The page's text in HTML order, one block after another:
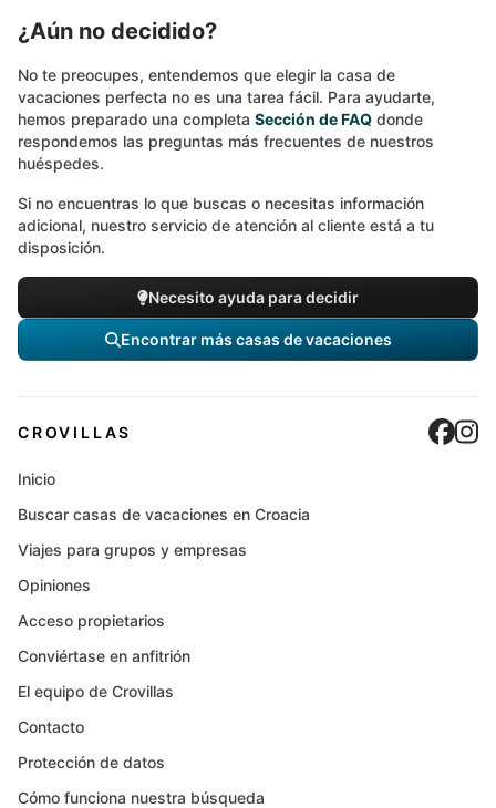
¿Aún no decidido?
No te preocupes, entendemos que elegir la casa de
vacaciones perfecta no es una tarea fácil. Para ayudarte,
hemos preparado una completa Sección de FAQ donde
respondemos las preguntas más frecuentes de nuestros
huéspedes.
Si no encuentras lo que buscas o necesitas información
adicional, nuestro servicio de atención al cliente está a tu
disposición.
Necesito ayuda para decidir
Encontrar más casas de vacaciones
CROVILLAS
Inicio
Buscar casas de vacaciones en Croacia
Viajes para grupos y empresas
Opiniones
Acceso propietarios
Conviértase en anfitrión
El equipo de Crovillas
Contacto
Protección de datos
Cómo funciona nuestra búsqueda